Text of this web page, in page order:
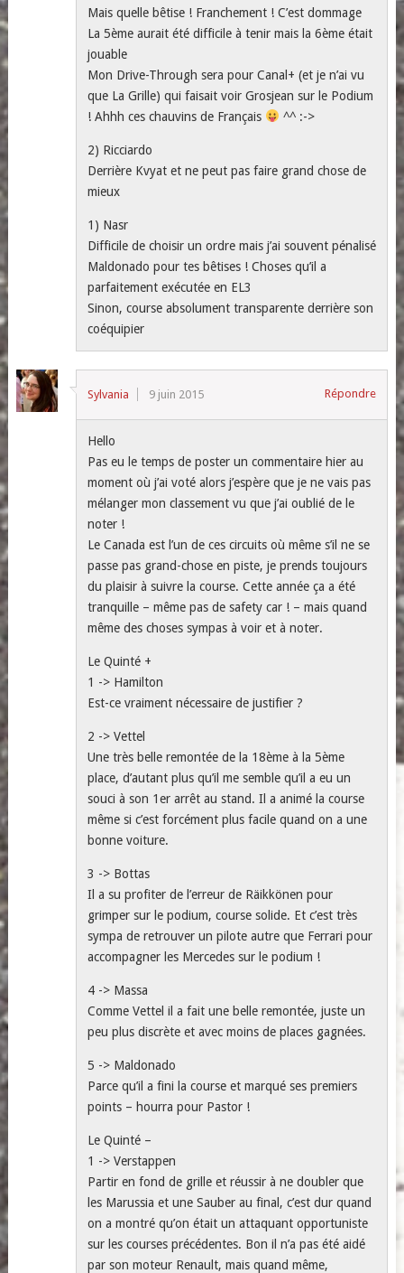
Mais quelle bêtise ! Franchement ! C’est dommage
La 5ème aurait été difficile à tenir mais la 6ème était
jouable
Mon Drive-Through sera pour Canal+ (et je n’ai vu
que La Grille) qui faisait voir Grosjean sur le Podium
! Ahhh ces chauvins de Français
^^ :->
2) Ricciardo
Derrière Kvyat et ne peut pas faire grand chose de
mieux
1) Nasr
Difficile de choisir un ordre mais j’ai souvent pénalisé
Maldonado pour tes bêtises ! Choses qu’il a
parfaitement exécutée en EL3
Sinon, course absolument transparente derrière son
coéquipier
Sylvania 9 juin 2015 Répondre
Hello
Pas eu le temps de poster un commentaire hier au
moment où j’ai voté alors j’espère que je ne vais pas
mélanger mon classement vu que j’ai oublié de le
noter !
Le Canada est l’un de ces circuits où même s’il ne se
passe pas grand-chose en piste, je prends toujours
du plaisir à suivre la course. Cette année ça a été
tranquille – même pas de safety car ! – mais quand
même des choses sympas à voir et à noter.
Le Quinté +
1 -> Hamilton
Est-ce vraiment nécessaire de justifier ?
2 -> Vettel
Une très belle remontée de la 18ème à la 5ème
place, d’autant plus qu’il me semble qu’il a eu un
souci à son 1er arrêt au stand. Il a animé la course
même si c’est forcément plus facile quand on a une
bonne voiture.
3 -> Bottas
Il a su profiter de l’erreur de Räikkönen pour
grimper sur le podium, course solide. Et c’est très
sympa de retrouver un pilote autre que Ferrari pour
accompagner les Mercedes sur le podium !
4 -> Massa
Comme Vettel il a fait une belle remontée, juste un
peu plus discrète et avec moins de places gagnées.
5 -> Maldonado
Parce qu’il a fini la course et marqué ses premiers
points – hourra pour Pastor !
Le Quinté –
1 -> Verstappen
Partir en fond de grille et réussir à ne doubler que
les Marussia et une Sauber au final, c’est dur quand
on a montré qu’on était un attaquant opportuniste
sur les courses précédentes. Bon il n’a pas été aidé
par son moteur Renault, mais quand même,